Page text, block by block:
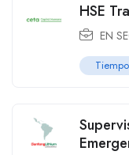
HSE
EN